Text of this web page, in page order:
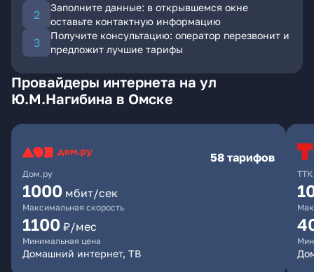
Заполните данные: в открывшемся окне
оставьте контактную информацию
Получите консультацию: оператор перезвонит и
предложит лучшие тарифы
Провайдеры интернета на ул
Ю.М.Нагибина в Омске
Дом.ру
58 тарифов
1000 мбит/сек
Максимальная скорость
1100 ₽/мес
Минимальная цена
Домашний интернет, ТВ
ТТК